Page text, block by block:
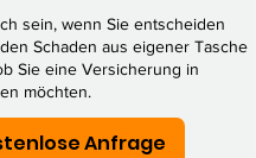
sein, wenn Sie entscheiden
Schaden aus eigener Tasche
Sie eine Versicherung in
möchten.
Anfrage